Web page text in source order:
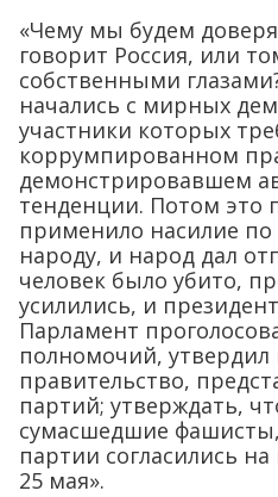
«Чему мы будем
говорит Россия, или
собственными
начались с мирных
участники которых
коррумпированном
демонстрировавшем
тенденции. Потом это
применило насилие
народу, и народ дал
человек было убито,
усилились, и
Парламент
полномочий,
правительство,
партий; утверждать,
сумасшедшие
партии согласились
25 мая».